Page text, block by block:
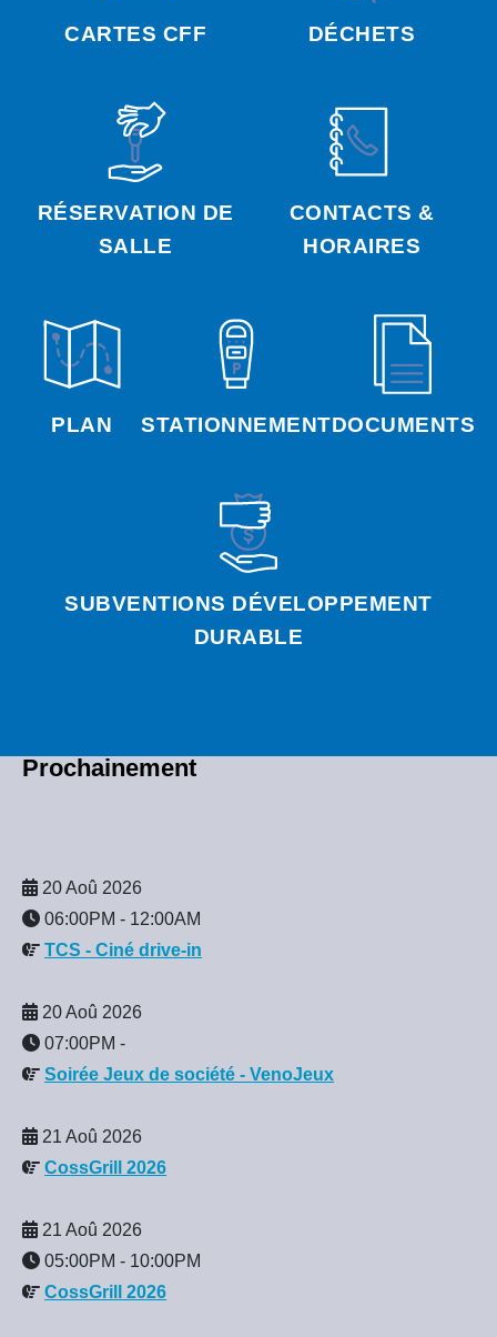
CARTES CFF DÉCHETS
RÉSERVATION DE
SALLE
CONTACTS &
HORAIRES
PLAN STATIONNEMENTDOCUMENTS
SUBVENTIONS DÉVELOPPEMENT
DURABLE
Prochainement
20 Aoû 2026
06:00PM - 12:00AM
TCS - Ciné drive-in
20 Aoû 2026
07:00PM -
Soirée Jeux de société - VenoJeux
21 Aoû 2026
CossGrill 2026
21 Aoû 2026
05:00PM - 10:00PM
CossGrill 2026